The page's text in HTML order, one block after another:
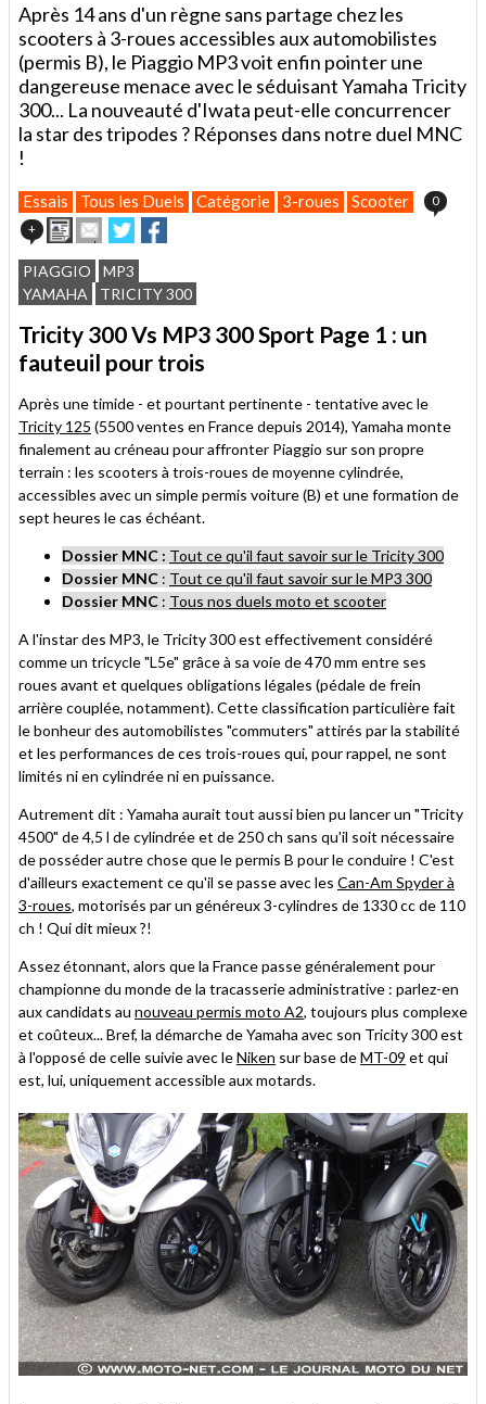
Après 14 ans d'un règne sans partage chez les
scooters à 3-roues accessibles aux automobilistes
(permis B), le Piaggio MP3 voit enfin pointer une
dangereuse menace avec le séduisant Yamaha Tricity
300... La nouveauté d'Iwata peut-elle concurrencer
la star des tripodes ? Réponses dans notre duel MNC
!
Essais Tous les Duels Catégorie 3-roues Scooter
0
+
ImprimerEnvoyer
cet
article
à
un
Partager
sur
Twitter
sur
PIAGGIO
MP3
YAMAHA
TRICITY 300
Tricity 300 Vs MP3 300 Sport Page 1 : un
fauteuil pour trois
Après une timide - et pourtant pertinente - tentative avec le
Tricity 125 (5500 ventes en France depuis 2014), Yamaha monte
finalement au créneau pour affronter Piaggio sur son propre
terrain : les scooters à trois-roues de moyenne cylindrée,
accessibles avec un simple permis voiture (B) et une formation de
sept heures le cas échéant.
Dossier MNC : Tout ce qu'il faut savoir sur le Tricity 300
Dossier MNC : Tout ce qu'il faut savoir sur le MP3 300
Dossier MNC : Tous nos duels moto et scooter
A l'instar des MP3, le Tricity 300 est effectivement considéré
comme un tricycle "L5e" grâce à sa voie de 470 mm entre ses
roues avant et quelques obligations légales (pédale de frein
arrière couplée, notamment). Cette classification particulière fait
le bonheur des automobilistes "commuters" attirés par la stabilité
et les performances de ces trois-roues qui, pour rappel, ne sont
limités ni en cylindrée ni en puissance.
Autrement dit : Yamaha aurait tout aussi bien pu lancer un "Tricity
4500" de 4,5 l de cylindrée et de 250 ch sans qu'il soit nécessaire
de posséder autre chose que le permis B pour le conduire ! C'est
d'ailleurs exactement ce qu'il se passe avec les Can-Am Spyder à
3-roues, motorisés par un généreux 3-cylindres de 1330 cc de 110
ch ! Qui dit mieux ?!
Assez étonnant, alors que la France passe généralement pour
championne du monde de la tracasserie administrative : parlez-en
aux candidats au nouveau permis moto A2, toujours plus complexe
et coûteux... Bref, la démarche de Yamaha avec son Tricity 300 est
à l'opposé de celle suivie avec leNiken sur base deMT-09 et qui
est, lui, uniquement accessible aux motards.